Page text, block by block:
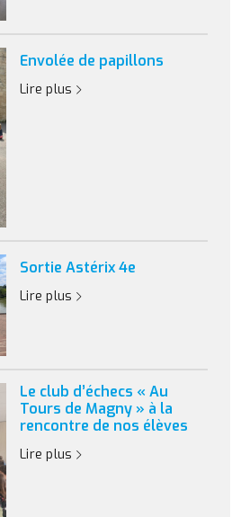
Envolée de papillons
Lire plus
Sortie Astérix 4e
Lire plus
Le club d’échecs « Au
Tours de Magny » à la
rencontre de nos élèves
Lire plus